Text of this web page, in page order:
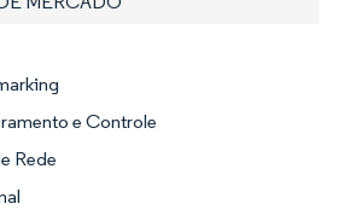
e Controle
Rede